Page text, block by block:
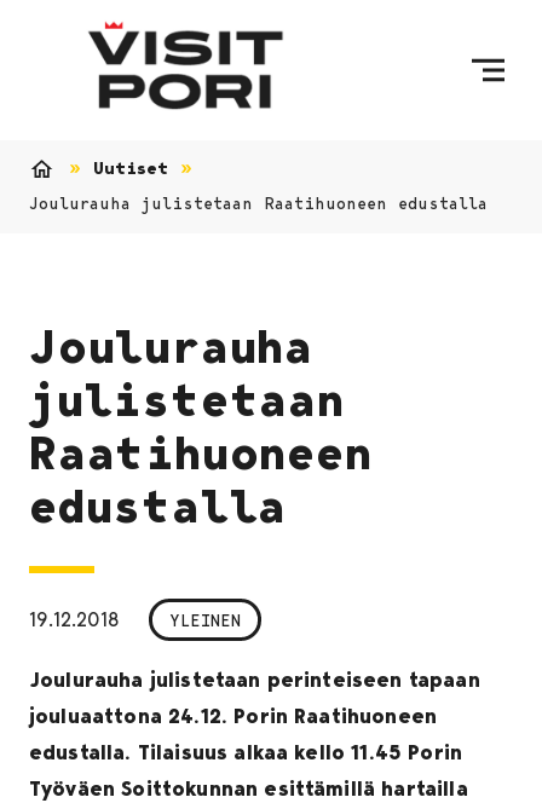
Uutiset
Joulurauha julistetaan Raatihuoneen edustalla
Joulurauha
julistetaan
Raatihuoneen
edustalla
19.12.2018 YLEINEN
Joulurauha julistetaan perinteiseen tapaan
jouluaattona 24.12. Porin Raatihuoneen
edustalla. Tilaisuus alkaa kello 11.45 Porin
Työväen Soittokunnan esittämillä hartailla